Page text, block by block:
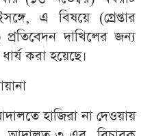
এ বিষয়ে (গ্রেপ্তার
প্রতিবেদন দাখিলের জন্য
করা হয়েছে।
হাজিরা না দেওয়ায়